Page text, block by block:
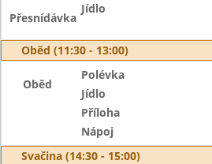
Přesnídávka
Jídlo
Oběd (11:30 - 13:00)
Oběd
Polévka
Jídlo
Příloha
Nápoj
Svačina (14:30 - 15:00)